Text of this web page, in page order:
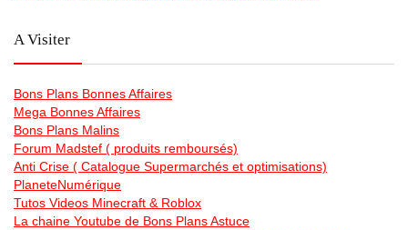
A Visiter
Bons Plans Bonnes Affaires
Mega Bonnes Affaires
Bons Plans Malins
Forum Madstef ( produits remboursés)
Anti Crise ( Catalogue Supermarchés et optimisations)
PlaneteNumérique
Tutos Videos Minecraft & Roblox
La chaine Youtube de Bons Plans Astuce